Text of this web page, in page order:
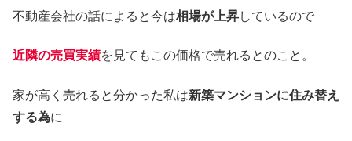
不動産会社の話によると今は相場が上昇しているので
近隣の売買実績を見てもこの価格で売れるとのこと。
家が高く売れると分かった私は新築マンションに住み替え
する為に